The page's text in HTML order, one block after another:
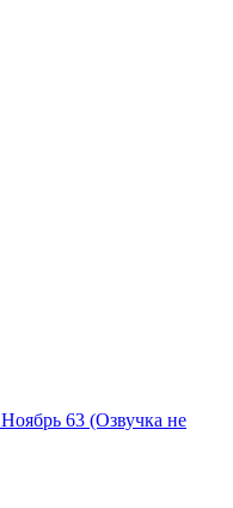
Ноябрь 63 (Озвучка не